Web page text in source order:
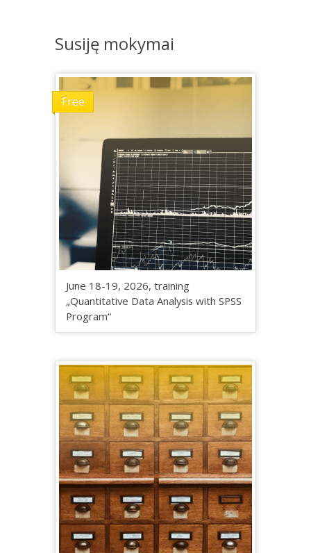
Susiję mokymai
Free
June 18-19, 2026, training
„Quantitative Data Analysis with SPSS
Program“